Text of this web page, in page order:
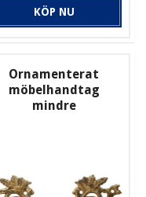
KÖP NU
Ornamenterat
möbelhandtag
mindre